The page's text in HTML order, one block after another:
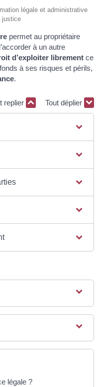
légale et administrative
justice
permet au propriétaire
à un autre
d’exploiter librement ce
à ses risques et périls,
.
replier Tout déplier
légale ?